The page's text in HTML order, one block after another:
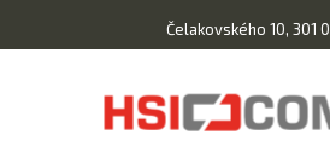
Čelakovského 10, 301